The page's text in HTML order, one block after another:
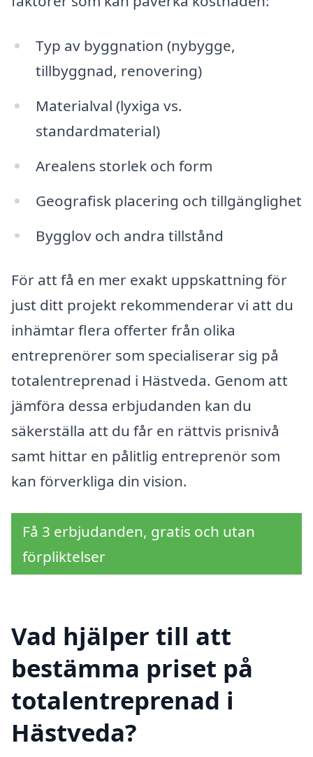
Typ av byggnation (nybygge,
tillbyggnad, renovering)
Materialval (lyxiga vs.
standardmaterial)
Arealens storlek och form
Geografisk placering och tillgänglighet
Bygglov och andra tillstånd
För att få en mer exakt uppskattning för
just ditt projekt rekommenderar vi att du
inhämtar flera offerter från olika
entreprenörer som specialiserar sig på
totalentreprenad i Hästveda. Genom att
jämföra dessa erbjudanden kan du
säkerställa att du får en rättvis prisnivå
samt hittar en pålitlig entreprenör som
kan förverkliga din vision.
Få 3 erbjudanden, gratis och utan
förpliktelser
Vad hjälper till att
bestämma priset på
totalentreprenad i
Hästveda?